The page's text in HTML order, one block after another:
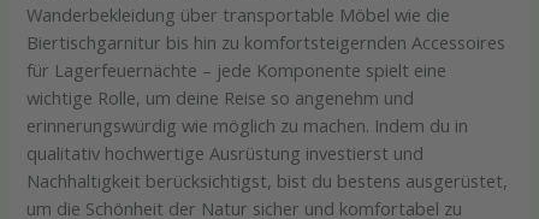
Wanderbekleidung über transportable Möbel wie die
Biertischgarnitur bis hin zu komfortsteigernden Accessoires
für Lagerfeuernächte – jede Komponente spielt eine
wichtige Rolle, um deine Reise so angenehm und
erinnerungswürdig wie möglich zu machen. Indem du in
qualitativ hochwertige Ausrüstung investierst und
Nachhaltigkeit berücksichtigst, bist du bestens ausgerüstet,
um die Schönheit der Natur sicher und komfortabel zu